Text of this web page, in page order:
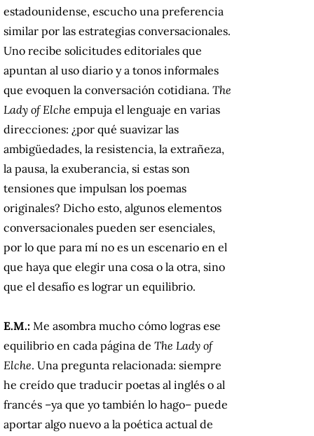
estadounidense, escucho una preferencia
similar por las estrategias conversacionales.
Uno recibe solicitudes editoriales que
apuntan al uso diario y a tonos informales
que evoquen la conversación cotidiana. The
Lady of Elche empuja el lenguaje en varias
direcciones: ¿por qué suavizar las
ambigüedades, la resistencia, la extrañeza,
la pausa, la exuberancia, si estas son
tensiones que impulsan los poemas
originales? Dicho esto, algunos elementos
conversacionales pueden ser esenciales,
por lo que para mí no es un escenario en el
que haya que elegir una cosa o la otra, sino
que el desafío es lograr un equilibrio.
E.M.: Me asombra mucho cómo logras ese
equilibrio en cada página de The Lady of
Elche. Una pregunta relacionada: siempre
he creído que traducir poetas al inglés o al
francés –ya que yo también lo hago– puede
aportar algo nuevo a la poética actual de